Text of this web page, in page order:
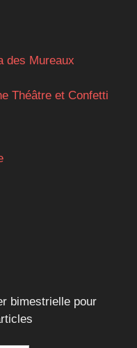
des Mureaux
Théâtre et Confetti
bimestrielle pour